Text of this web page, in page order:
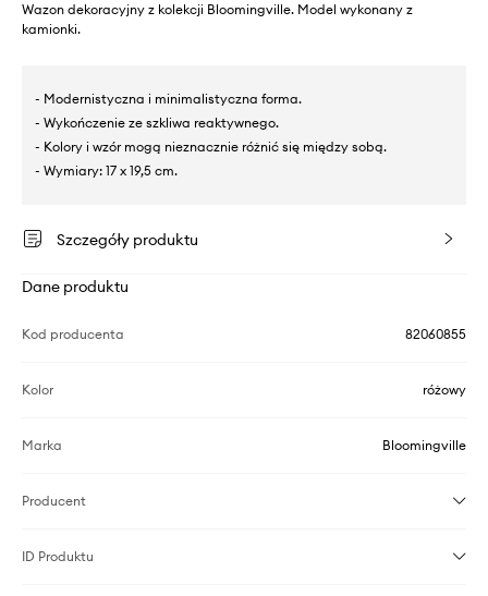
Wazon dekoracyjny z kolekcji Bloomingville. Model wykonany z
kamionki.
- Modernistyczna i minimalistyczna forma.
- Wykończenie ze szkliwa reaktywnego.
- Kolory i wzór mogą nieznacznie różnić się między sobą.
- Wymiary: 17 x 19,5 cm.
Szczegóły produktu
Dane produktu
Kod producenta 82060855
Kolor różowy
Marka Bloomingville
Producent
ID Produktu